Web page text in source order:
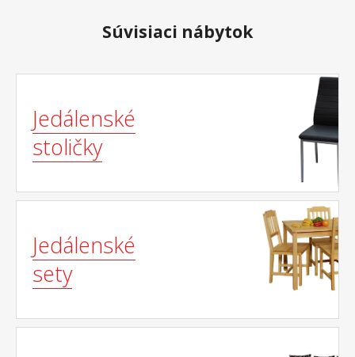
Súvisiaci nábytok
Jedálenské
stoličky
Jedálenské
sety